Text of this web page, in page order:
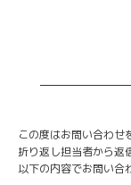
この度はお問い合わせ
折り返し担当者から返
以下の内容でお問い合